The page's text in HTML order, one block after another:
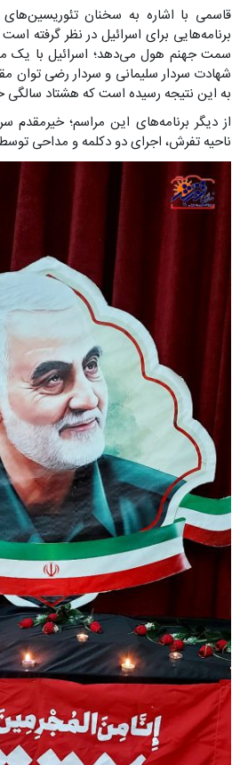
قاسمی با اشاره به سخنان
برنامه‌هایی برای اسرائیل در نظر گرفته
سمت جهنم هول می‌دهد؛ اسرائیل با
شهادت سردار سلیمانی و سردار رضی توان
به این نتیجه رسیده است که هشتاد سالگی
از دیگر برنامه‌های این مراسم؛
ناحیه تفرش، اجرای دو دکلمه و مداحی